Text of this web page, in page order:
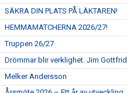
SÄKRA DIN PLATS PÅ LÄKTAREN!
HEMMAMATCHERNA 2026/27!
Truppen 26/27
Drömmar blir verklighet. Jim
Melker Andersson